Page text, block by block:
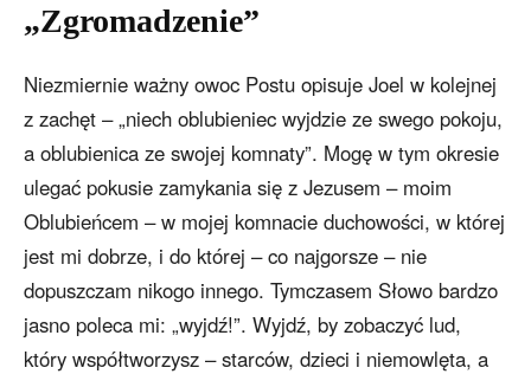
„Zgromadzenie”
Niezmiernie ważny owoc Postu opisuje Joel w kolejnej
z zachęt – „niech oblubieniec wyjdzie ze swego pokoju,
a oblubienica ze swojej komnaty”. Mogę w tym okresie
ulegać pokusie zamykania się z Jezusem – moim
Oblubieńcem – w mojej komnacie duchowości, w której
jest mi dobrze, i do której – co najgorsze – nie
dopuszczam nikogo innego. Tymczasem Słowo bardzo
jasno poleca mi: „wyjdź!”. Wyjdź, by zobaczyć lud,
który współtworzysz – starców, dzieci i niemowlęta, a